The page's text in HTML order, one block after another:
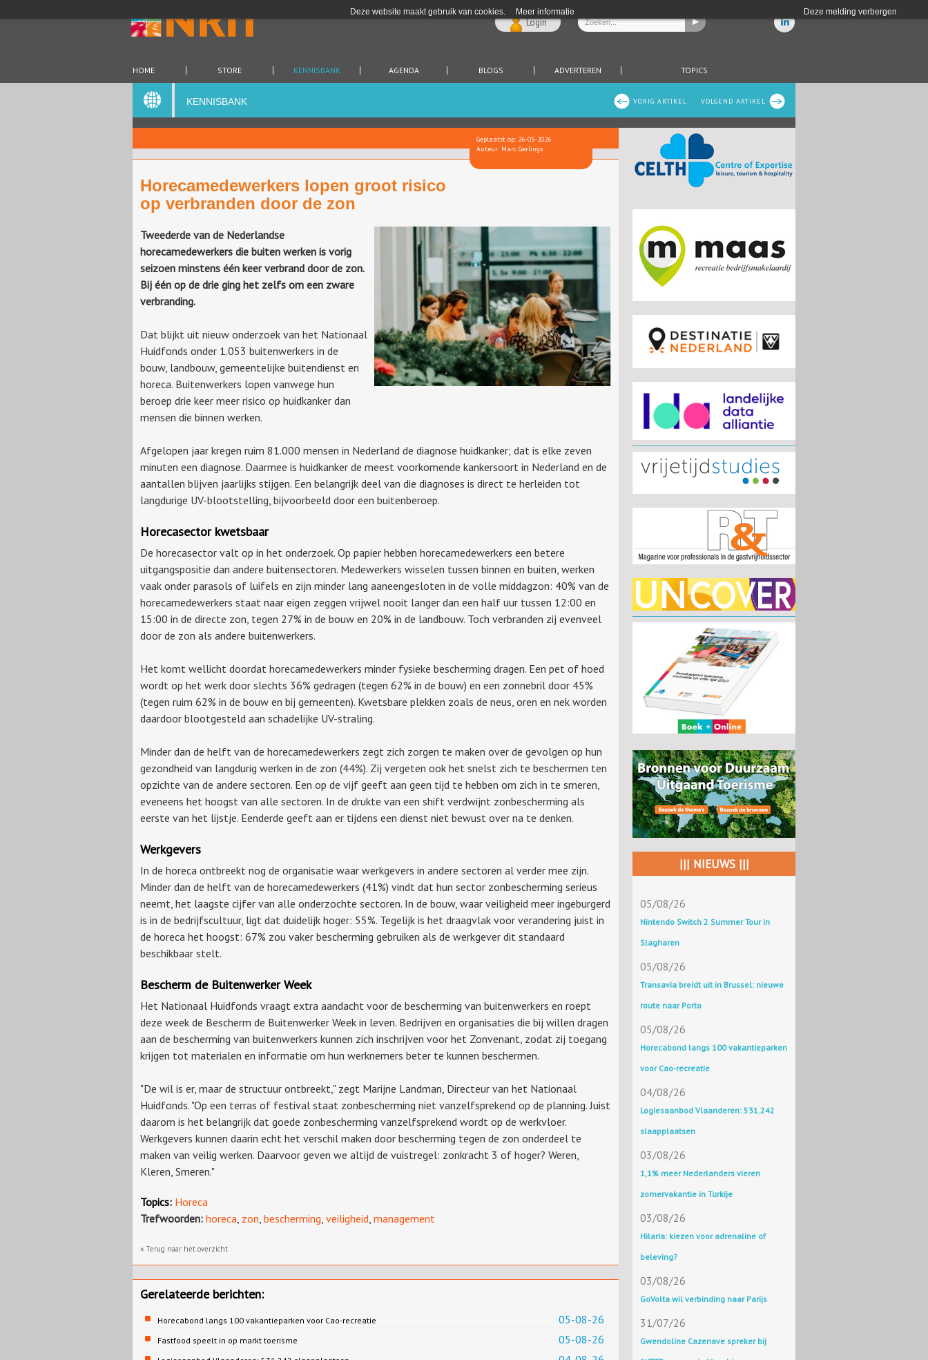
Deze website maakt gebruik van cookies. Meer informatie Deze melding verbergen
Login
HOME STORE KENNISBANK AGENDA BLOGS ADVERTEREN TOPICS
VOLGEND ARTIKEL
VORIG ARTIKEL
KENNISBANK
Geplaatst op: 26-05-2026
Auteur: Marc Gerlings
Horecamedewerkers lopen groot risico
op verbranden door de zon
Tweederde van de Nederlandse
horecamedewerkers die buiten werken is vorig
seizoen minstens één keer verbrand door de zon.
Bij één op de drie ging het zelfs om een zware
verbranding.
Dat blijkt uit nieuw onderzoek van het Nationaal
Huidfonds onder 1.053 buitenwerkers in de
bouw, landbouw, gemeentelijke buitendienst en
horeca. Buitenwerkers lopen vanwege hun
beroep drie keer meer risico op huidkanker dan
mensen die binnen werken.
Afgelopen jaar kregen ruim 81.000 mensen in Nederland de diagnose huidkanker; dat is elke zeven
minuten een diagnose. Daarmee is huidkanker de meest voorkomende kankersoort in Nederland en de
aantallen blijven jaarlijks stijgen. Een belangrijk deel van die diagnoses is direct te herleiden tot
langdurige UV-blootstelling, bijvoorbeeld door een buitenberoep.
Horecasector kwetsbaar
De horecasector valt op in het onderzoek. Op papier hebben horecamedewerkers een betere
uitgangspositie dan andere buitensectoren. Medewerkers wisselen tussen binnen en buiten, werken
vaak onder parasols of luifels en zijn minder lang aaneengesloten in de volle middagzon: 40% van de
horecamedewerkers staat naar eigen zeggen vrijwel nooit langer dan een half uur tussen 12:00 en
15:00 in de directe zon, tegen 27% in de bouw en 20% in de landbouw. Toch verbranden zij evenveel
door de zon als andere buitenwerkers.
Het komt wellicht doordat horecamedewerkers minder fysieke bescherming dragen. Een pet of hoed
wordt op het werk door slechts 36% gedragen (tegen 62% in de bouw) en een zonnebril door 45%
(tegen ruim 62% in de bouw en bij gemeenten). Kwetsbare plekken zoals de neus, oren en nek worden
daardoor blootgesteld aan schadelijke UV-straling.
Minder dan de helft van de horecamedewerkers zegt zich zorgen te maken over de gevolgen op hun
gezondheid van langdurig werken in de zon (44%). Zij vergeten ook het snelst zich te beschermen ten
opzichte van de andere sectoren. Een op de vijf geeft aan geen tijd te hebben om zich in te smeren,
eveneens het hoogst van alle sectoren. In de drukte van een shift verdwijnt zonbescherming als
eerste van het lijstje. Eenderde geeft aan er tijdens een dienst niet bewust over na te denken.
Werkgevers
In de horeca ontbreekt nog de organisatie waar werkgevers in andere sectoren al verder mee zijn.
Minder dan de helft van de horecamedewerkers (41%) vindt dat hun sector zonbescherming serieus
neemt, het laagste cijfer van alle onderzochte sectoren. In de bouw, waar veiligheid meer ingeburgerd
is in de bedrijfscultuur, ligt dat duidelijk hoger: 55%. Tegelijk is het draagvlak voor verandering juist in
de horeca het hoogst: 67% zou vaker bescherming gebruiken als de werkgever dit standaard
beschikbaar stelt.
Bescherm de Buitenwerker Week
Het Nationaal Huidfonds vraagt extra aandacht voor de bescherming van buitenwerkers en roept
deze week de Bescherm de Buitenwerker Week in leven. Bedrijven en organisaties die bij willen dragen
aan de bescherming van buitenwerkers kunnen zich inschrijven voor het Zonvenant, zodat zij toegang
krijgen tot materialen en informatie om hun werknemers beter te kunnen beschermen.
"De wil is er, maar de structuur ontbreekt," zegt Marijne Landman, Directeur van het Nationaal
Huidfonds. "Op een terras of festival staat zonbescherming niet vanzelfsprekend op de planning. Juist
daarom is het belangrijk dat goede zonbescherming vanzelfsprekend wordt op de werkvloer.
Werkgevers kunnen daarin echt het verschil maken door bescherming tegen de zon onderdeel te
maken van veilig werken. Daarvoor geven we altijd de vuistregel: zonkracht 3 of hoger? Weren,
Kleren, Smeren."
Topics: Horeca
Trefwoorden: horeca zon bescherming veiligheid management
« Terug naar het overzicht
Gerelateerde berichten:
05-08-26
Horecabond langs 100 vakantieparken voor Cao-recreatie
05-08-26
Fastfood speelt in op markt toerisme
||| NIEUWS |||
05/08/26
Nintendo Switch 2 Summer Tour in
Slagharen
05/08/26
Transavia breidt uit in Brussel: nieuwe
route naar Porto
05/08/26
Horecabond langs 100 vakantieparken
voor Cao-recreatie
04/08/26
Logiesaanbod Vlaanderen: 531.242
slaapplaatsen
03/08/26
1,1% meer Nederlanders vieren
zomervakantie in Turkije
03/08/26
Hilaria: kiezen voor adrenaline of
beleving?
03/08/26
GoVolta wil verbinding naar Parijs
31/07/26
Gwendoline Cazenave spreker bij